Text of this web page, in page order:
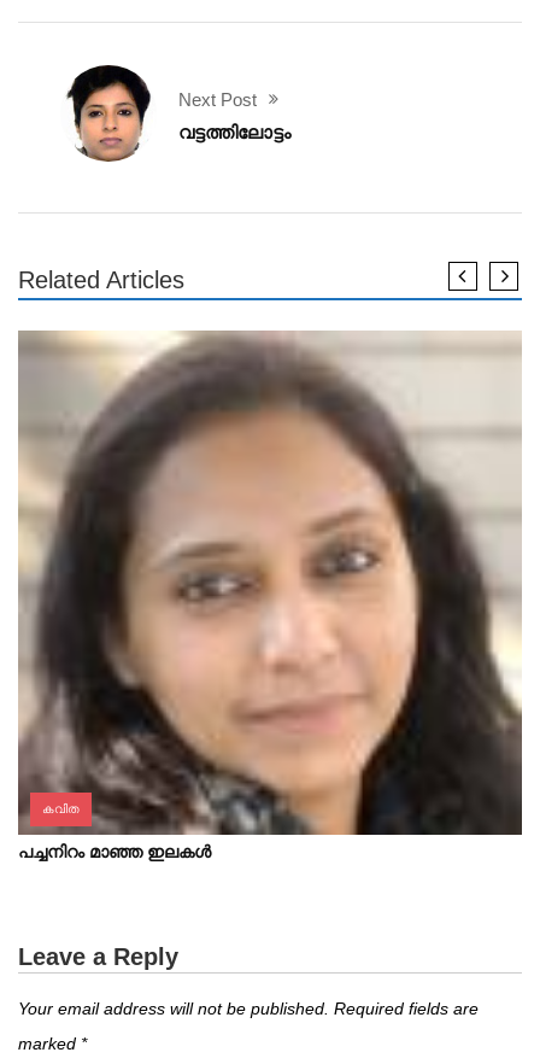
Next Post
വട്ടത്തിലോട്ടം
Related Articles
കവിത
പച്ചനിറം മാഞ്ഞ ഇലകൾ
Leave a Reply
Your email address will not be published. Required fields are
marked *